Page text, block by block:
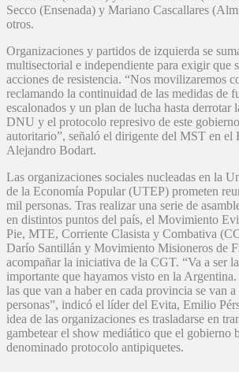
Secco (Ensenada) y Mariano Cascallares
otros.
Organizaciones y partidos de izquierda se
multisectorial e independiente para exigir que
acciones de resistencia. “Nos movilizaremos
reclamando la continuidad de las medidas de
escalonados y un plan de lucha hasta derrotar
DNU y el protocolo represivo de este
autoritario”, señaló el dirigente del MST en el
Alejandro Bodart.
Las organizaciones sociales nucleadas en la
de la Economía Popular (UTEP) prometen
mil personas. Tras realizar una serie de
en distintos puntos del país, el Movimiento
Pie, MTE, Corriente Clasista y Combativa
Darío Santillán y Movimiento Misioneros de
acompañar la iniciativa de la CGT. “Va a ser
importante que hayamos visto en la
las que van a haber en cada provincia se van
personas”, indicó el líder del Evita, Emilio
idea de las organizaciones es trasladarse en
gambetear el show mediático que el gobierno
denominado protocolo antipiquetes.